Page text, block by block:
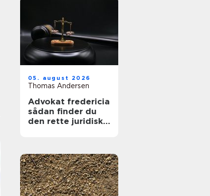
05. august 2026
Thomas Andersen
Advokat fredericia
sådan finder du
den rette juridiske